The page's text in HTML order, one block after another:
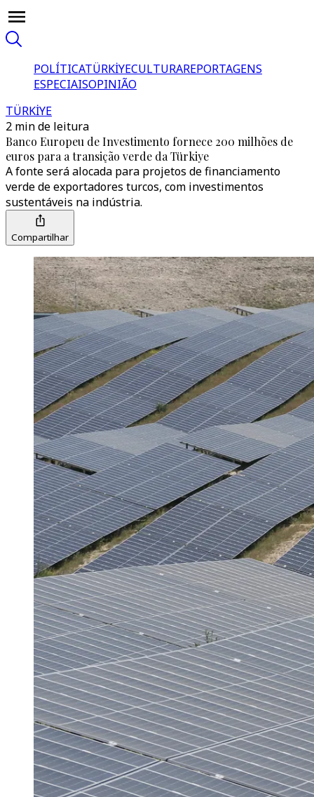
POLÍTICATÜRKİYECULTURAREPORTAGENS
ESPECIAISOPINIÃO
TÜRKİYE
2 min de leitura
Banco Europeu de Investimento fornece 200 milhões de
euros para a transição verde da Türkiye
A fonte será alocada para projetos de financiamento
verde de exportadores turcos, com investimentos
sustentáveis na indústria.
Compartilhar